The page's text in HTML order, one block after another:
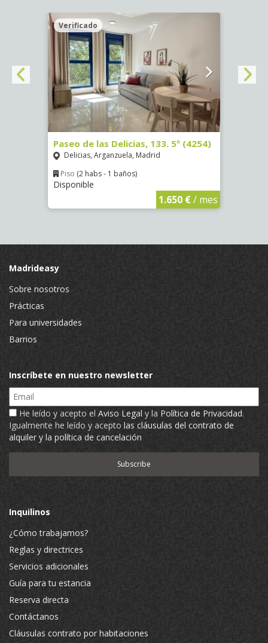
Verificado
Paseo de las Delicias, 133. 5º (4254)
Delicias, Arganzuela, Madrid
Piso (2 habs - 1 baños)
Disponible
1.650 €/ mes
Madrideasy
Sobre nosotros
Prácticas
Para universidades
Barrios
Inscríbete en nuestro newsletter
Email
He leído y acepto el Aviso Legal y la Política de Privacidad.
Igualmente he leído y acepto las cláusulas del contrato de
alquiler y la política de cancelación
Inquilinos
¿Cómo trabajamos?
Reglas y directrices
Servicios adicionales
Guía para tu estancia
Reserva directa
Contáctanos
Cláusulas contrato por habitaciones